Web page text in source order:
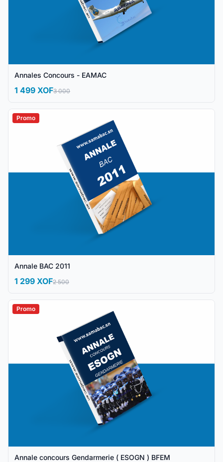
Annales Concours - EAMAC
1 499 XOF3 000
Promo
Annale BAC 2011
1 299 XOF2 500
Promo
Annale concours Gendarmerie ( ESOGN ) BFEM